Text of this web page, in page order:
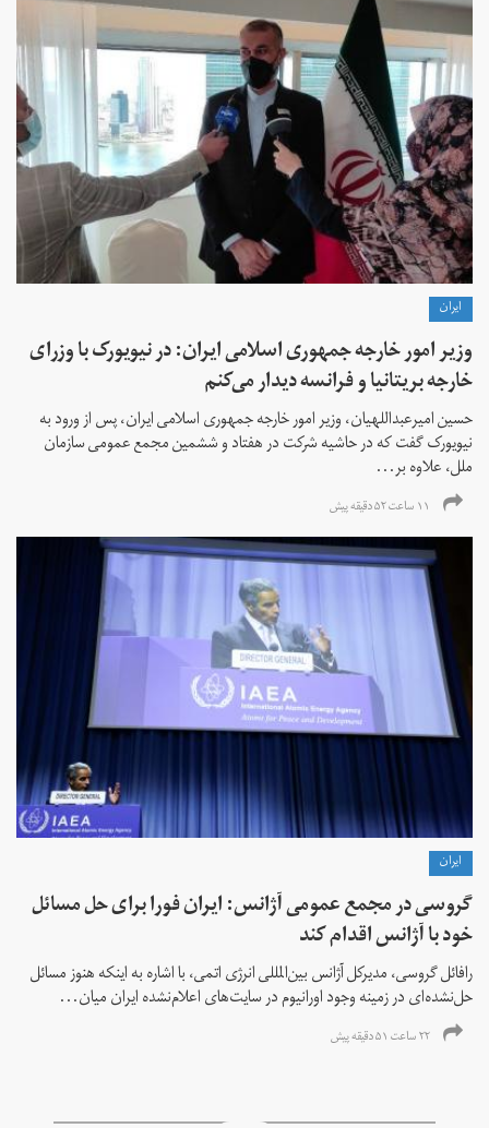
ايران
وزیر امور خارجه جمهوری اسلامی ایران: در نیویورک با وزرای
خارجه بریتانیا و فرانسه دیدار می‌کنم
حسین امیرعبداللهیان، وزیر امور خارجه جمهوری اسلامی ایران، پس از ورود به
نیویورک گفت که در حاشیه شرکت در هفتاد و ششمین مجمع عمومی سازمان
ملل، علاوه بر...
۱۱ ساعت ۵۲ دقیقه پیش
ايران
گروسی در مجمع عمومی آژانس: ایران فورا برای حل مسائل
خود با آژانس اقدام کند
رافائل گروسی، مدیرکل آژانس بین‌المللی انرژی اتمی، با اشاره به اینکه هنوز مسائل
حل‌نشده‌ای در زمینه وجود اورانیوم در سایت‌های اعلام‌نشده ایران میان...
۲۲ ساعت ۵۱ دقیقه پیش